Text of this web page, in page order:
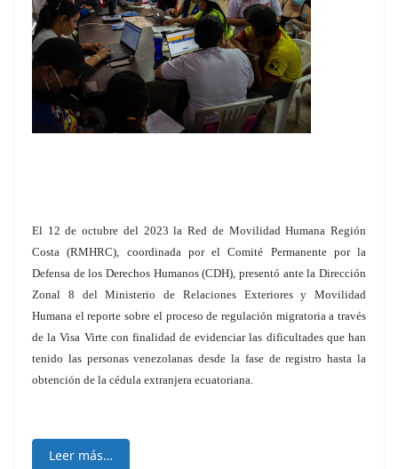
El 12 de octubre del 2023 la Red de Movilidad Humana Región
Costa (RMHRC), coordinada por el Comité Permanente por la
Defensa de los Derechos Humanos (CDH), presentó ante la Dirección
Zonal 8 del Ministerio de Relaciones Exteriores y Movilidad
Humana el reporte sobre el proceso de regulación migratoria a través
de la Visa Virte con finalidad de evidenciar las dificultades que han
tenido las personas venezolanas desde la fase de registro hasta la
obtención de la cédula extranjera ecuatoriana.
Leer más…